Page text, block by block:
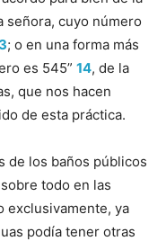
señora, cuyo número
; o en una forma más
es 545” 14, de la
que nos hacen
de esta práctica.
de los baños públicos
todo en las
exclusivamente, ya
podía tener otras